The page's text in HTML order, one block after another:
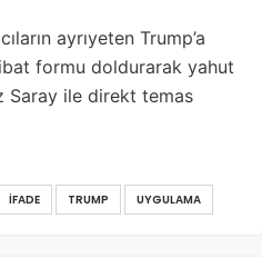
ayrıyeten Trump’a
formu doldurarak yahut
Saray ile direkt temas
İFADE TRUMP UYGULAMA